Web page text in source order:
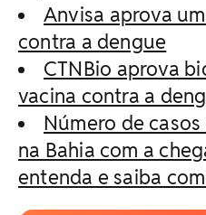
Anvisa aprova
contra a dengue
CTNBio aprova
vacina contra a
Número de
na Bahia com a
entenda e saiba